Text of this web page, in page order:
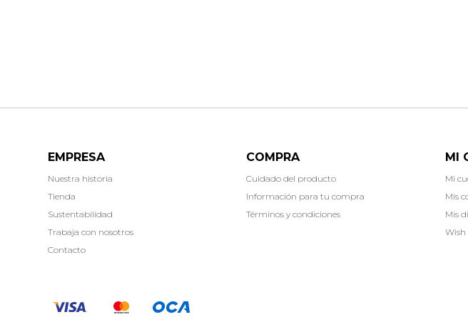
EMPRESA
Nuestra historia
Tienda
Sustentabilidad
Trabaja con nosotros
Contacto
COMPRA
Cuidado del producto
Información para tu compra
Términos y condiciones
MI
Mi
Mis
Mis
Wish